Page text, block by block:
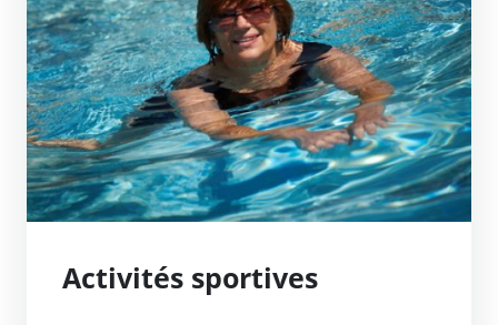
Activités sportives